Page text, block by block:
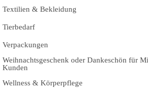
Textilien & Bekleidung
Tierbedarf
Verpackungen
Weihnachtsgeschenk oder Dankeschön für
Kunden
Wellness & Körperpflege